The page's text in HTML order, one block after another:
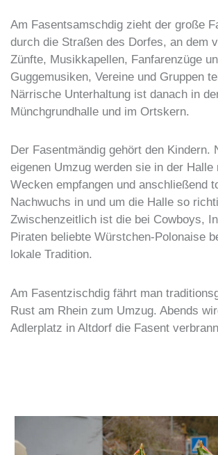
Am Fasentsamschdig zieht der große
durch die Straßen des Dorfes, an dem
Zünfte, Musikkapellen, Fanfarenzüge
Guggemusiken, Vereine und Gruppen
Närrische Unterhaltung ist danach in
Münchgrundhalle und im Ortskern.
Der Fasentmändig gehört den Kindern.
eigenen Umzug werden sie in der
Wecken empfangen und anschließend
Nachwuchs in und um die Halle so
Zwischenzeitlich ist die bei Cowboys,
Piraten beliebte Würstchen-Polonaise
lokale Tradition.
Am Fasentzischdig fährt man
Rust am Rhein zum Umzug. Abends
Adlerplatz in Altdorf die Fasent